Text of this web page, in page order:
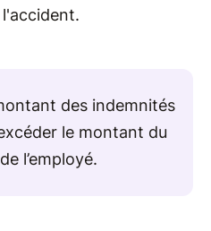
l'accident.
des indemnités
le montant du
l’employé.